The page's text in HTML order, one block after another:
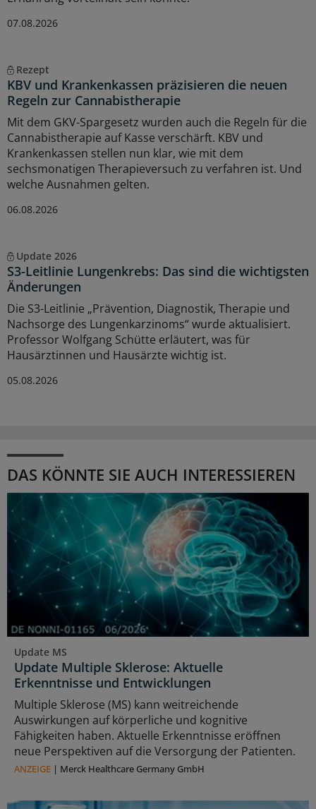
07.08.2026
Rezept
KBV und Krankenkassen präzisieren die neuen
Regeln zur Cannabistherapie
Mit dem GKV-Spargesetz wurden auch die Regeln für die
Cannabistherapie auf Kasse verschärft. KBV und
Krankenkassen stellen nun klar, wie mit dem
sechsmonatigen Therapieversuch zu verfahren ist. Und
welche Ausnahmen gelten.
06.08.2026
Update 2026
S3-Leitlinie Lungenkrebs: Das sind die wichtigsten
Änderungen
Die S3-Leitlinie „Prävention, Diagnostik, Therapie und
Nachsorge des Lungenkarzinoms“ wurde aktualisiert.
Professor Wolfgang Schütte erläutert, was für
Hausärztinnen und Hausärzte wichtig ist.
05.08.2026
DAS KÖNNTE SIE AUCH INTERESSIEREN
Update MS
Update Multiple Sklerose: Aktuelle
Erkenntnisse und Entwicklungen
Multiple Sklerose (MS) kann weitreichende
Auswirkungen auf körperliche und kognitive
Fähigkeiten haben. Aktuelle Erkenntnisse eröffnen
neue Perspektiven auf die Versorgung der Patienten.
ANZEIGE | Merck Healthcare Germany GmbH